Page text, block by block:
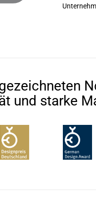
und starke